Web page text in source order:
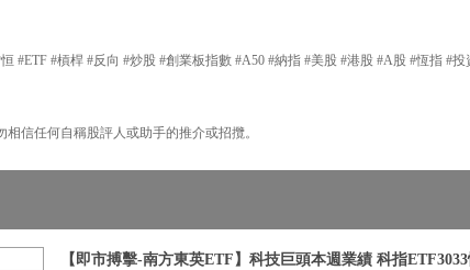
#ETF #槓桿 #反向 #炒股 #創業板指數 #A50 #納指 #美股 #港股 #A股 #恆指 #投
信任何自稱股評人或助手的推介或招攬。
【即市搏擊-南方東英ETF】科技巨頭本週業績 科指